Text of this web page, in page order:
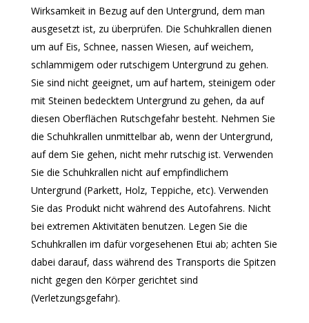
Wirksamkeit in Bezug auf den Untergrund, dem man
ausgesetzt ist, zu überprüfen. Die Schuhkrallen dienen
um auf Eis, Schnee, nassen Wiesen, auf weichem,
schlammigem oder rutschigem Untergrund zu gehen.
Sie sind nicht geeignet, um auf hartem, steinigem oder
mit Steinen bedecktem Untergrund zu gehen, da auf
diesen Oberflächen Rutschgefahr besteht. Nehmen Sie
die Schuhkrallen unmittelbar ab, wenn der Untergrund,
auf dem Sie gehen, nicht mehr rutschig ist. Verwenden
Sie die Schuhkrallen nicht auf empfindlichem
Untergrund (Parkett, Holz, Teppiche, etc). Verwenden
Sie das Produkt nicht während des Autofahrens. Nicht
bei extremen Aktivitäten benutzen. Legen Sie die
Schuhkrallen im dafür vorgesehenen Etui ab; achten Sie
dabei darauf, dass während des Transports die Spitzen
nicht gegen den Körper gerichtet sind
(Verletzungsgefahr).